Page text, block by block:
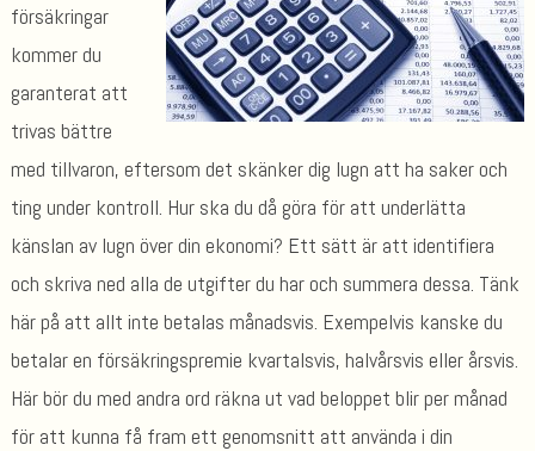
försäkringar
kommer du
garanterat att
trivas bättre
med tillvaron, eftersom det skänker dig lugn att ha saker och
ting under kontroll. Hur ska du då göra för att underlätta
känslan av lugn över din ekonomi? Ett sätt är att identifiera
och skriva ned alla de utgifter du har och summera dessa. Tänk
här på att allt inte betalas månadsvis. Exempelvis kanske du
betalar en försäkringspremie kvartalsvis, halvårsvis eller årsvis.
Här bör du med andra ord räkna ut vad beloppet blir per månad
för att kunna få fram ett genomsnitt att använda i din